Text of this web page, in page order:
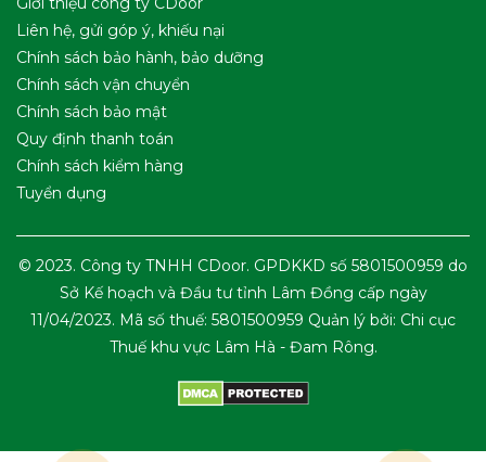
Liên hệ, gửi góp ý, khiếu nại
Chính sách bảo hành, bảo dưỡng
Chính sách vận chuyển
Chính sách bảo mật
Quy định thanh toán
Chính sách kiểm hàng
Tuyển dụng
© 2023. Công ty TNHH CDoor. GPDKKD số 5801500959 do
Sở Kế hoạch và Đầu tư tỉnh Lâm Đồng cấp ngày
11/04/2023. Mã số thuế: 5801500959 Quản lý bởi: Chi cục
Thuế khu vực Lâm Hà - Đam Rông.